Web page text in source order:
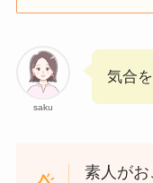
saku
気合
素人が